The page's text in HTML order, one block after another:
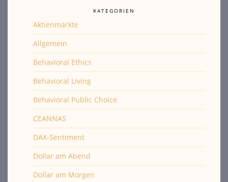
KATEGORIEN
Aktienmärkte
Allgemein
Behavioral Ethics
Behavioral Living
Behavioral Public Choice
CEANNAS
DAX-Sentiment
Dollar am Abend
Dollar am Morgen